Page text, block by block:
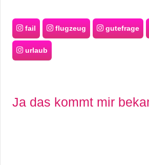
fail flugzeug gutefrage
urlaub
Ja das kommt mir